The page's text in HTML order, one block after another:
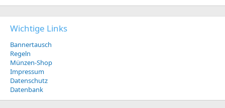
Wichtige Links
Bannertausch
Regeln
Münzen-Shop
Impressum
Datenschutz
Datenbank